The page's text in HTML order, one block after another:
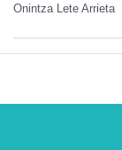
Onintza Lete Arrieta